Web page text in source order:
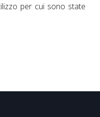
per cui sono state